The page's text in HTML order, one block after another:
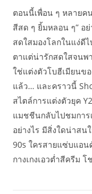
ตอนนี้เพื่อน ๆ หลายค
สีสด ๆ ยิ้มหลอน ๆ” อ
สดใสมองโลกในแง่ดี
ตาแต่น่ารักสดใสจนพ
ใช่แต่งตัวโบฮีเมียนข
แล้ว… และคราวนี้
สไตล์การแต่งตัวยุค
แมชชีนกลับไปชมกา
อย่างไร มีสิ่งใดน่าสน
90s ใครสายแซ่บแอน
กางเกงเอวต่ำสีครีม